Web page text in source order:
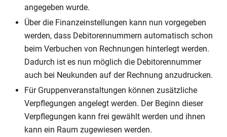
angegeben wurde.
Über die Finanzeinstellungen kann nun vorgegeben
werden, dass Debitorennummern automatisch schon
beim Verbuchen von Rechnungen hinterlegt werden.
Dadurch ist es nun möglich die Debitorennummer
auch bei Neukunden auf der Rechnung anzudrucken.
Für Gruppenveranstaltungen können zusätzliche
Verpflegungen angelegt werden. Der Beginn dieser
Verpflegungen kann frei gewählt werden und ihnen
kann ein Raum zugewiesen werden.